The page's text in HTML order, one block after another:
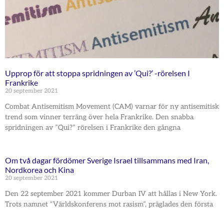
Upprop för att stoppa spridningen av ’Qui?’ -rörelsen I
Frankrike
20 september 2021
Combat Antisemitism Movement (CAM) varnar för ny antisemitisk
trend som vinner terräng över hela Frankrike. Den snabba
spridningen av ”Qui?” rörelsen i Frankrike den gångna
Om två dagar fördömer Sverige Israel tillsammans med Iran,
Nordkorea och Kina
20 september 2021
Den 22 september 2021 kommer Durban IV att hållas i New York.
Trots namnet “Världskonferens mot rasism”, präglades den första